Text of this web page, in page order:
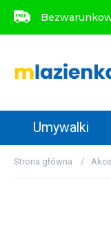
Umywalki
Strona główna